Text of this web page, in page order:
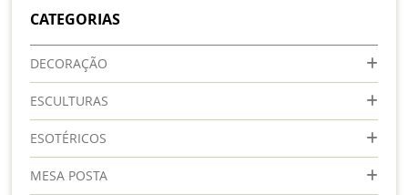
CATEGORIAS
DECORAÇÃO
ESCULTURAS
ESOTÉRICOS
MESA POSTA